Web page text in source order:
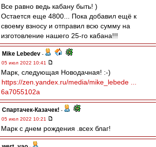
Все равно ведь кабану быть! )
Остается еще 4800... Пока добавил ещё к
своему взносу и отправил всю сумму на
изготовление нашего 25-го кабана!!!
Mike Lebedev -
05 июл 2022 10:41
Марк, следующая Новодачная! :-)
https://zen.yandex.ru/media/mike_lebede ...
6a7055102a
Спартачек-Казачек! -
05 июл 2022 10:21
Марк с днем рождения .всех благ!